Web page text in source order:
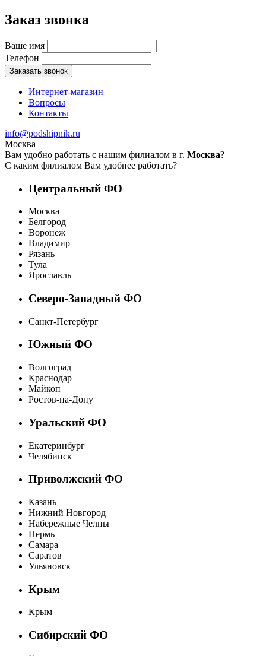
Заказ звонка
Ваше имя
Телефон
Заказать звонок
Интернет-магазин
Вопросы
Контакты
info@podshipnik.ru
Москва
Вам удобно работать с нашим филиалом в г. Москва?
С каким филиалом Вам удобнее работать?
Центральный ФО
Москва
Белгород
Воронеж
Владимир
Рязань
Тула
Ярославль
Северо-Западный ФО
Санкт-Петербург
Южный ФО
Волгоград
Краснодар
Майкоп
Ростов-на-Дону
Уральский ФО
Екатеринбург
Челябинск
Приволжский ФО
Казань
Нижний Новгород
Набережные Челны
Пермь
Самара
Саратов
Ульяновск
Крым
Крым
Сибирский ФО